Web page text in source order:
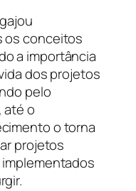
os conceitos
a importância
dos projetos
pelo
até o
o torna
projetos